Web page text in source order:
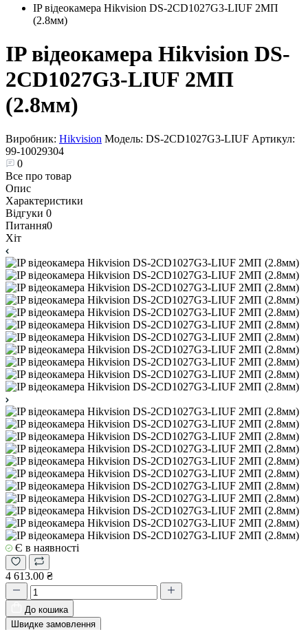
IP відеокамера Hikvision DS-2CD1027G3-LIUF 2МП
(2.8мм)
IP відеокамера Hikvision DS-
2CD1027G3-LIUF 2МП
(2.8мм)
Виробник: Hikvision Модель: DS-2CD1027G3-LIUF Артикул:
99-10029304
0
Все про товар
Опис
Характеристики
Відгуки 0
Питання0
Хіт
Є в наявності
4 613.00 ₴
До кошика
Швидке замовлення